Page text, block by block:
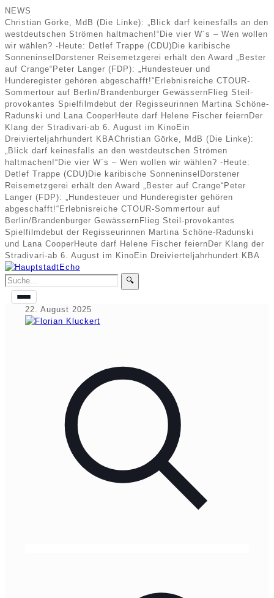
NEWS
Christian Görke, MdB (Die Linke): „Blick darf keinesfalls an den
westdeutschen Strömen haltmachen!“ Die vier W´s – Wen wollen
wir wählen? -Heute: Detlef Trappe (CDU) Die karibische
Sonneninsel Dorstener Reisemetzgerei erhält den Award „Bester
auf Crange“ Peter Langer (FDP): „Hundesteuer und
Hunderegister gehören abgeschafft!“ Erlebnisreiche CTOUR-
Sommertour auf Berlin/Brandenburger Gewässern Flieg Steil-
provokantes Spielfilmdebut der Regisseurinnen Martina Schöne-
Radunski und Lana Cooper Heute darf Helene Fischer feiern Der
Klang der Stradivari-ab 6. August im Kino Ein
Dreivierteljahrhundert KBAChristian Görke, MdB (Die Linke):
„Blick darf keinesfalls an den westdeutschen Strömen
haltmachen!“ Die vier W´s – Wen wollen wir wählen? -Heute:
Detlef Trappe (CDU) Die karibische Sonneninsel Dorstener
Reisemetzgerei erhält den Award „Bester auf Crange“ Peter
Langer (FDP): „Hundesteuer und Hunderegister gehören
abgeschafft!“ Erlebnisreiche CTOUR-Sommertour auf
Berlin/Brandenburger Gewässern Flieg Steil-provokantes
Spielfilmdebut der Regisseurinnen Martina Schöne-Radunski
und Lana Cooper Heute darf Helene Fischer feiern Der Klang der
Stradivari-ab 6. August im Kino Ein Dreivierteljahrhundert KBA
🔍
22. August 2025